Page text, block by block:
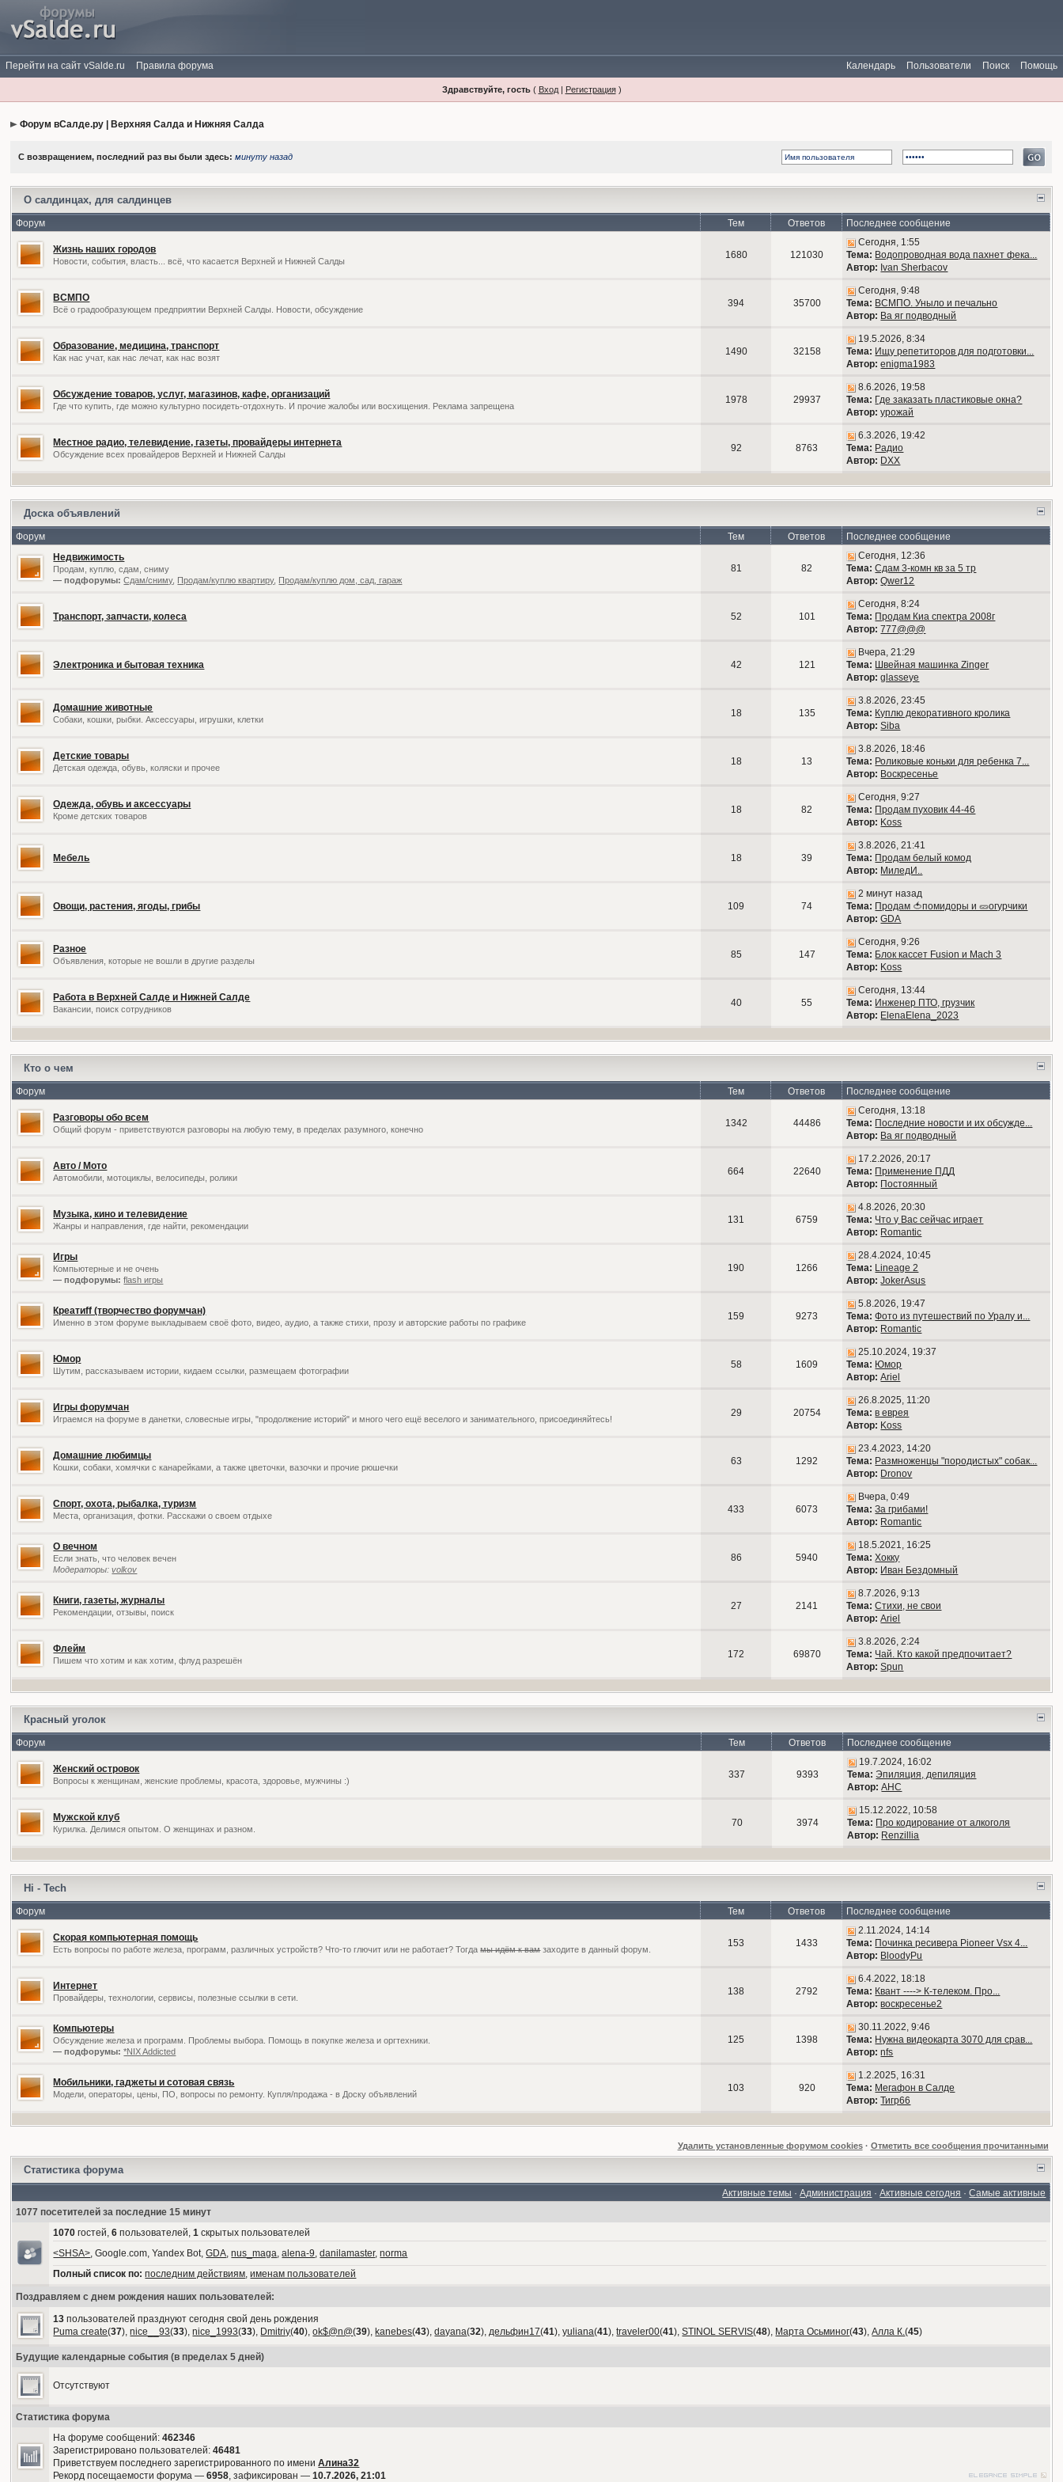
Перейти на сайт vSalde.ru Правила форума Помощь
Поиск
Пользователи
Календарь
Здравствуйте, гость( Вход| Регистрация)
Форум вСалде.ру | Верхняя Салда и Нижняя Салда
С возвращением, последний раз вы были здесь:минуту назад
О салдинцах, для салдинцев
Форум Тем Ответов Последнее сообщение
Жизнь наших городов
Новости, события, власть... всё, что касается Верхней и Нижней Салды
1680 121030
Сегодня, 1:55
Тема: Водопроводная вода пахнет фека...
Автор: Ivan Sherbacov
ВСМПО
Всё о градообразующем предприятии Верхней Салды. Новости, обсуждение
394 35700
Сегодня, 9:48
Тема: ВСМПО. Уныло и печально
Автор: Ва яг подводный
Образование, медицина, транспорт
Как нас учат, как нас лечат, как нас возят
1490 32158
19.5.2026, 8:34
Тема: Ищу репетиторов для подготовки...
Автор: enigma1983
Обсуждение товаров, услуг, магазинов, кафе, организаций
Где что купить, где можно культурно посидеть-отдохнуть. И прочие жалобы или восхищения. Реклама запрещена
1978 29937
8.6.2026, 19:58
Тема: Где заказать пластиковые окна?
Автор: урожай
Местное радио, телевидение, газеты, провайдеры интернета
Обсуждение всех провайдеров Верхней и Нижней Салды
92 8763
6.3.2026, 19:42
Тема: Радио
Автор: DXX
Доска объявлений
Форум Тем Ответов
Последнее сообщение
Недвижимость
Продам, куплю, сдам, сниму
— подфорумы: Сдам/сниму, Продам/куплю квартиру, Продам/куплю дом, сад, гараж
81 82
Сегодня, 12:36
Тема: Сдам 3-комн кв за 5 тр
Автор: Qwer12
Транспорт, запчасти, колеса 52 101
Сегодня, 8:24
Тема: Продам Киа спектра 2008г
Автор: 777@@@
Электроника и бытовая техника 42 121
Вчера, 21:29
Тема: Швейная машинка Zinger
Автор: glasseye
Домашние животные
Собаки, кошки, рыбки. Аксессуары, игрушки, клетки
18 135
3.8.2026, 23:45
Тема: Куплю декоративного кролика
Автор: Siba
Детские товары
Детская одежда, обувь, коляски и прочее
18 13
3.8.2026, 18:46
Тема: Роликовые коньки для ребенка 7...
Автор: Воскресенье
Одежда, обувь и аксессуары
Кроме детских товаров
18 82
Сегодня, 9:27
Тема: Продам пуховик 44-46
Автор: Koss
Мебель 18 39
3.8.2026, 21:41
Тема: Продам белый комод
Автор: МиледИ..
Овощи, растения, ягоды, грибы 109 74
2 минут назад
Тема: Продам 🍅помидоры и 🥒огурчики
Автор: GDA
Разное
Объявления, которые не вошли в другие разделы
85 147
Сегодня, 9:26
Тема: Блок кассет Fusion и Mach 3
Автор: Koss
Работа в Верхней Салде и Нижней Салде
Вакансии, поиск сотрудников
40 55
Сегодня, 13:44
Тема: Инженер ПТО, грузчик
Автор: ElenaElena_2023
Кто о чем
Форум Тем Ответов Последнее сообщение
Разговоры обо всем
Общий форум - приветствуются разговоры на любую тему, в пределах разумного, конечно
1342 44486
Сегодня, 13:18
Тема: Последние новости и их обсужде...
Автор: Ва яг подводный
Авто / Мото
Автомобили, мотоциклы, велосипеды, ролики
664 22640
17.2.2026, 20:17
Тема: Применение ПДД
Автор: Постоянный
Музыка, кино и телевидение
Жанры и направления, где найти, рекомендации
131 6759
4.8.2026, 20:30
Тема: Что у Вас сейчас играет
Автор: Romantic
Игры
Компьютерные и не очень
— подфорумы: flash игры
190 1266
28.4.2024, 10:45
Тема: Lineage 2
Автор: JokerAsus
Креатиff (творчество форумчан)
Именно в этом форуме выкладываем своё фото, видео, аудио, а также стихи, прозу и авторские работы по графике
159 9273
5.8.2026, 19:47
Тема: Фото из путешествий по Уралу и...
Автор: Romantic
Юмор
Шутим, рассказываем истории, кидаем ссылки, размещаем фотографии
58 1609
25.10.2024, 19:37
Тема: Юмор
Автор: Ariel
Игры форумчан
Играемся на форуме в данетки, словесные игры, "продолжение историй" и много чего ещё веселого и занимательного, присоединяйтесь!
29 20754
26.8.2025, 11:20
Тема: в еврея
Автор: Koss
Домашние любимцы
Кошки, собаки, хомячки с канарейками, а также цветочки, вазочки и прочие рюшечки
63 1292
23.4.2023, 14:20
Тема: Размноженцы "породистых" собак...
Автор: Dronov
Спорт, охота, рыбалка, туризм
Места, организация, фотки. Расскажи о своем отдыхе
433 6073
Вчера, 0:49
Тема: За грибами!
Автор: Romantic
О вечном
Если знать, что человек вечен
Модераторы:volkov
86 5940
18.5.2021, 16:25
Тема: Хокку
Автор: Иван Бездомный
Книги, газеты, журналы
Рекомендации, отзывы, поиск
27 2141
8.7.2026, 9:13
Тема: Стихи, не свои
Автор: Ariel
Флейм
Пишем что хотим и как хотим, флуд разрешён
172 69870
3.8.2026, 2:24
Тема: Чай. Кто какой предпочитает?
Автор: Spun
Красный уголок
Форум Тем Ответов Последнее сообщение
Женский островок
Вопросы к женщинам, женские проблемы, красота, здоровье, мужчины :)
337 9393
19.7.2024, 16:02
Тема: Эпиляция, депиляция
Автор: АНС
Мужской клуб
Курилка. Делимся опытом. О женщинах и разном.
70 3974
15.12.2022, 10:58
Тема: Про кодирование от алкоголя
Автор: Renzillia
Hi - Tech
Форум Тем Ответов Последнее сообщение
Скорая компьютерная помощь
Есть вопросы по работе железа, программ, различных устройств? Что-то глючит или не работает? Тогдамы идём к вамзаходите в данный форум.
153 1433
2.11.2024, 14:14
Тема: Починка ресивера Pioneer Vsx 4...
Автор: BloodyPu
Интернет
Провайдеры, технологии, сервисы, полезные ссылки в сети.
138 2792
6.4.2022, 18:18
Тема: Квант ----> К-телеком. Про...
Автор: воскресенье2
Компьютеры
Обсуждение железа и программ. Проблемы выбора. Помощь в покупке железа и оргтехники.
— подфорумы: *NIX Addicted
125 1398
30.11.2022, 9:46
Тема: Нужна видеокарта 3070 для срав...
Автор: nfs
Мобильники, гаджеты и сотовая связь
Модели, операторы, цены, ПО, вопросы по ремонту. Купля/продажа - в Доску объявлений
103 920
1.2.2025, 16:31
Тема: Мегафон в Салде
Автор: Тигр66
Удалить установленные форумом cookies· Отметить все сообщения прочитанными
Статистика форума
Активные темы ·Администрация ·Активные сегодня ·Самые активные
1077 посетителей за последние 15 минут
1070 гостей,6 пользователей,1 скрытых пользователей
<SHSA>, Google.com, Yandex Bot,GDA,nus_maga,alena-9,danilamaster,norma
Полный список по: последним действиям,именам пользователей
Поздравляем с днем рождения наших пользователей:
13 пользователей празднуют сегодня свой день рождения
Puma create(37),nice__93(33),nice_1993(33), Dmitriy(40),ok$@n@(39), kanebes(43),dayana(32),дельфин17(41),yuliana(41),traveler00(41),STINOL SERVIS(48), Марта Осьминог(43),Алла К.(45)
Будущие календарные события (в пределах 5 дней)
Отсутствуют
Статистика форума
На форуме сообщений:462346
Зарегистрировано пользователей:46481
Приветствуем последнего зарегистрированного по имениАлина32
Рекорд посещаемости форума —6958, зафиксирован —10.7.2026, 21:01